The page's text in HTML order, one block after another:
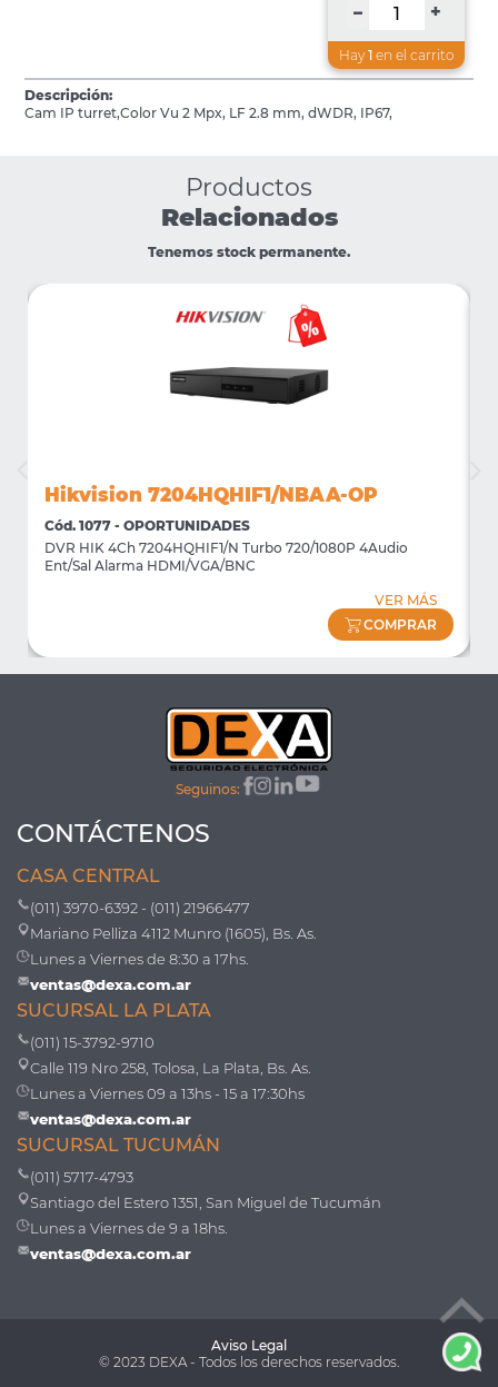
– +
Hay 1 en el carrito
Descripción:
Cam IP turret,Color Vu 2 Mpx, LF 2.8 mm, dWDR, IP67,
Productos
Relacionados
Tenemos stock permanente.
Hikvision 7204HQHIF1/NBAA-OP
Cód. 1077 - OPORTUNIDADES
DVR HIK 4Ch 7204HQHIF1/N Turbo 720/1080P 4Audio
Ent/Sal Alarma HDMI/VGA/BNC
VER MÁS
COMPRAR
Seguinos:
CONTÁCTENOS
CASA CENTRAL
(011) 3970-6392 - (011) 21966477
Mariano Pelliza 4112 Munro (1605), Bs. As.
Lunes a Viernes de 8:30 a 17hs.
ventas@dexa.com.ar
SUCURSAL LA PLATA
(011) 15-3792-9710
Calle 119 Nro 258, Tolosa, La Plata, Bs. As.
Lunes a Viernes 09 a 13hs - 15 a 17:30hs
ventas@dexa.com.ar
SUCURSAL TUCUMÁN
(011) 5717-4793
Santiago del Estero 1351, San Miguel de Tucumán
Lunes a Viernes de 9 a 18hs.
ventas@dexa.com.ar
Aviso Legal
© 2023 DEXA - Todos los derechos reservados.